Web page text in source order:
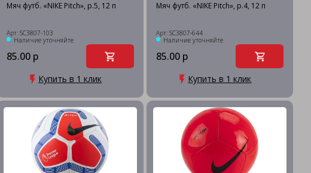
Мяч футб. «NIKE Pitch», р.5, 12 п
Арт: SC3807-103
Наличие уточняйте
85.00 р
Купить в 1 клик
Мяч футб. «NIKE Pitch», р.4, 12 п
Арт: SC3807-644
Наличие уточняйте
85.00 р
Купить в 1 клик